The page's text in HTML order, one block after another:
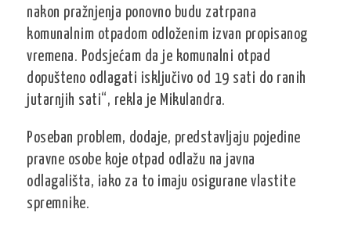
nakon pražnjenja ponovno budu zatrpana
komunalnim otpadom odloženim izvan propisanog
vremena. Podsjećam da je komunalni otpad
dopušteno odlagati isključivo od 19 sati do ranih
jutarnjih sati“, rekla je Mikulandra.
Poseban problem, dodaje, predstavljaju pojedine
pravne osobe koje otpad odlažu na javna
odlagališta, iako za to imaju osigurane vlastite
spremnike.